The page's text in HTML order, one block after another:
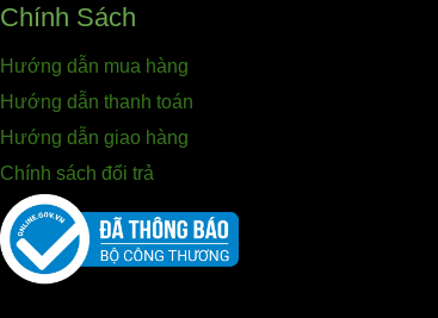
Chính Sách
Hướng dẫn mua hàng
Hướng dẫn thanh toán
Hướng dẫn giao hàng
Chính sách đổi trả